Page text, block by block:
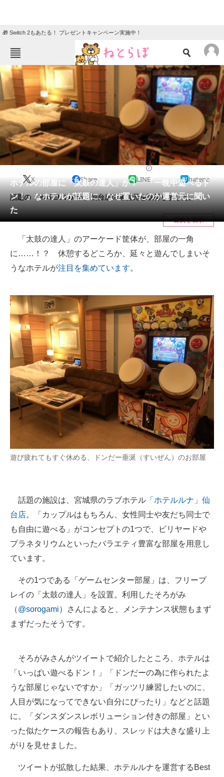
🎁 Switch 2もあたる！ プレゼントキャンペーン実施中！
ねとらぼメニュー
TOP ニュース
エンタメ クイズ
グルメ 地域
住まい 教育・育児
リサーチ
会員記事
メディア
注目記事を集めた総合ページ
ITの今と未来を見通す
スマホと通信の最新トレンド
好きが集まる 比べて選べる
ビジネスと働き方のヒント
AI活用のいまが分かる
企業ITのトレンドを詳説
経営リーダーのコミュニティ
マーケ×ITの今がよく分かる
ITエンジニア向け専門サイト
企業向けIT製品の総合サイト
製造業のIT導入・活用を支援
モノづくり技術者専門サイト
エレクトロニクス専門サイト
エネルギーの専門メディア
建設×テクノロジーの最前線
ホテルの部屋に「太鼓の達人」が！ 「一晩中遊べるド
ン！」なホテルが話題に、なぜ置いたのか運営元に聞い
た
X Share LINE hatena
話題の「HOTEL LUNA」仙台店の運営元を取材しました。
目次を表示
「太鼓の達人」のアーケード筐体が、部屋の一角
に……！？ 休憩するどころか、延々と遊んでしまいそ
うなホテルが注目を集めています。
遊び疲れてもすぐ休める、ドンだー垂涎（すいぜん）のお部屋
話題の施設は、宮城県のラブホテル 「ホテルルナ」仙
台店。「カップルはもちろん、女性同士や友だち同士で
も自由に遊べる」がコンセプトの1つで、ビリヤードや
プラネタリウムといったバラエティ豊富な部屋を用意し
ています。
その1つである「ゲームセンター部屋」は、フリープ
レイの「太鼓の達人」を設置。利用したそろがみ
（@sorogami）さんによると、メンテナンス状態もまず
まずだったそうです。
そろがみさんがツイートで紹介したところ、ホテルは
「いっぱい遊べるドン！」「ドンだーの為に作られたよ
うな部屋じゃないですか」「ガッツリ練習したいのに、
人目が気になってできない自分にぴったり」などと話題
に。「ダンスダンスレボリューション付きの部屋」とい
った似たケースの報告もあり、スレッドは大きな盛り上
がりを見せました。
ツイートが拡散した結果、ホテルルナを運営するBest